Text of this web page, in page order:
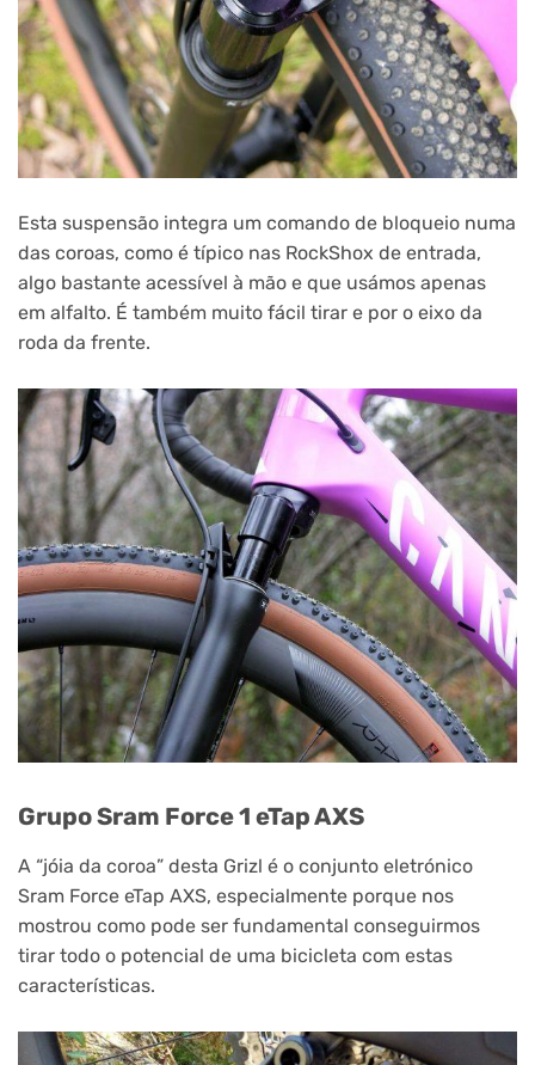
Esta suspensão integra um comando de bloqueio numa
das coroas, como é típico nas RockShox de entrada,
algo bastante acessível à mão e que usámos apenas
em alfalto. É também muito fácil tirar e por o eixo da
roda da frente.
Grupo Sram Force 1 eTap AXS
A “jóia da coroa” desta Grizl é o conjunto eletrónico
Sram Force eTap AXS, especialmente porque nos
mostrou como pode ser fundamental conseguirmos
tirar todo o potencial de uma bicicleta com estas
características.